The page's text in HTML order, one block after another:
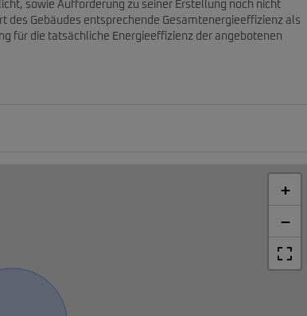
sowie Aufforderung zu seiner Erstellung noch nicht
Gebäudes entsprechende Gesamtenergieeffizienz als
für die tatsächliche Energieeffizienz der angebotenen
+
−